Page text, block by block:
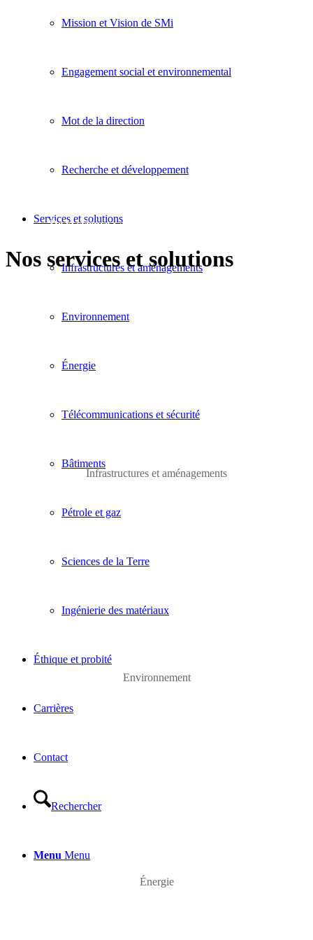
Mission et Vision de SMi
Engagement social et environnemental
Mot de la direction
Recherche et développement
Services et solutions
Infrastructures et aménagements
Environnement
Énergie
Télécommunications et sécurité
Bâtiments
Pétrole et gaz
Sciences de la Terre
Ingénierie des matériaux
Éthique et probité
Carrières
Contact
Rechercher
Menu Menu
De la science • aux solutions • aux réalisations
Nos services et solutions
Infrastructures et aménagements
Environnement
Énergie